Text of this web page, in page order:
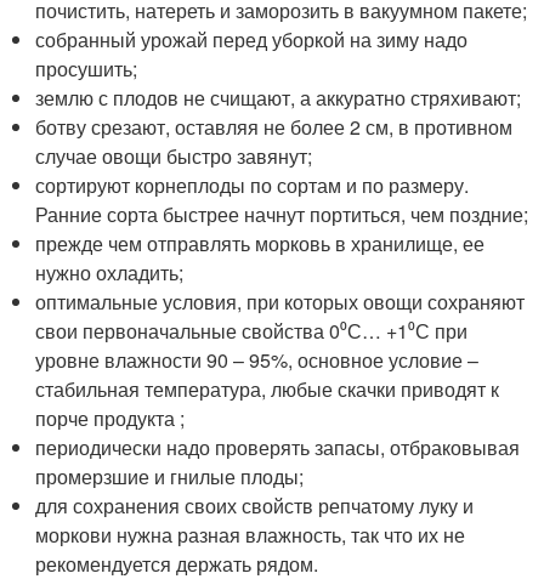
почистить, натереть и заморозить в вакуумном пакете;
собранный урожай перед уборкой на зиму надо
просушить;
землю с плодов не счищают, а аккуратно стряхивают;
ботву срезают, оставляя не более 2 см, в противном
случае овощи быстро завянут;
сортируют корнеплоды по сортам и по размеру.
Ранние сорта быстрее начнут портиться, чем поздние;
прежде чем отправлять морковь в хранилище, ее
нужно охладить;
оптимальные условия, при которых овощи сохраняют
свои первоначальные свойства 0⁰С… +1⁰С при
уровне влажности 90 – 95%, основное условие –
стабильная температура, любые скачки приводят к
порче продукта ;
периодически надо проверять запасы, отбраковывая
промерзшие и гнилые плоды;
для сохранения своих свойств репчатому луку и
моркови нужна разная влажность, так что их не
рекомендуется держать рядом.